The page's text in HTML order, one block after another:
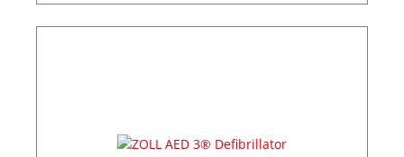
kombiniert, indem es nach einer HLW
normalerweise innerhalb von weniger als 10
Täglicher, automatischer Selbsttest von Batterie,